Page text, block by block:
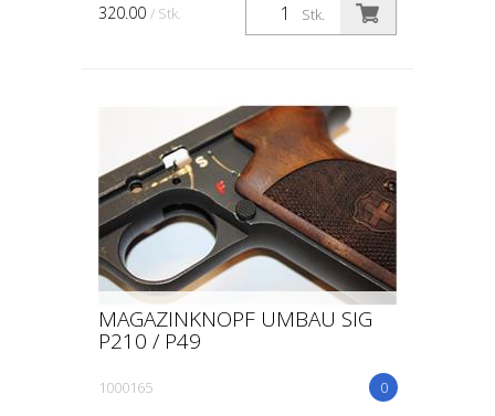
Stk.
320.00 / Stk.
MAGAZINKNOPF UMBAU SIG
P210 / P49
0
1000165